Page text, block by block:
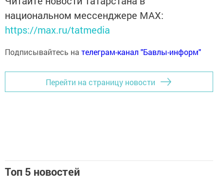
национальном мессенджере MАХ:
https://max.ru/tatmedia
Подписывайтесь на телеграм-канал "Бавлы-информ"
Перейти на страницу новости
Топ 5 новостей